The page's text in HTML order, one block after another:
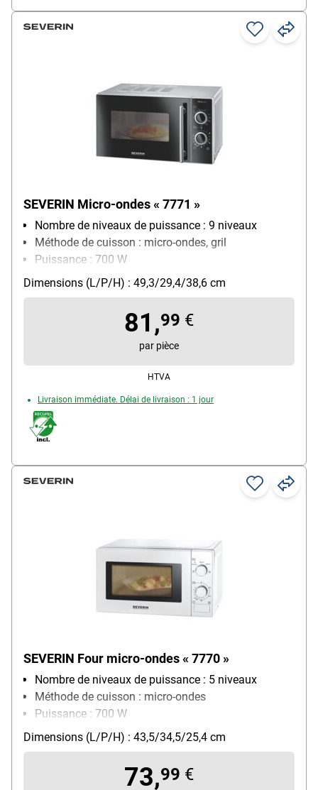
SEVERIN Micro-ondes « 7771 »
Nombre de niveaux de puissance : 9 niveaux
Méthode de cuisson : micro-ondes, gril
Puissance : 700 W
Équipement four micro-ondes : grille, programme de
décongélation, sécurité enfants, touche "quick",
minuterie manuelle
Dimensions (L/P/H) : 49,3/29,4/38,6 cm
81,99 €
par pièce
HTVA
Livraison immédiate. Délai de livraison : 1 jour
SEVERIN Four micro-ondes « 7770 »
Nombre de niveaux de puissance : 5 niveaux
Méthode de cuisson : micro-ondes
Puissance : 700 W
Équipement four micro-ondes : programme de
décongélation, minuterie manuelle, plateau tournant
Dimensions (L/P/H) : 43,5/34,5/25,4 cm
73,99 €